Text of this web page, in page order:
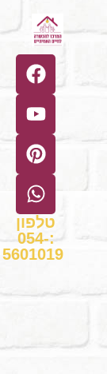
טלפון
:054-
5601019